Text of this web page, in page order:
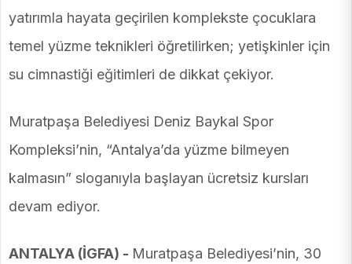
yatırımla hayata geçirilen komplekste çocuklara
temel yüzme teknikleri öğretilirken; yetişkinler için
su cimnastiği eğitimleri de dikkat çekiyor.
Muratpaşa Belediyesi Deniz Baykal Spor
Kompleksi’nin, “Antalya’da yüzme bilmeyen
kalmasın” sloganıyla başlayan ücretsiz kursları
devam ediyor.
ANTALYA (İGFA) - Muratpaşa Belediyesi’nin, 30